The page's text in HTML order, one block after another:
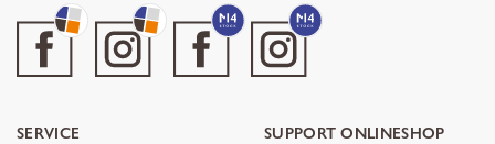
SERVICE SUPPORT ONLINESHOP